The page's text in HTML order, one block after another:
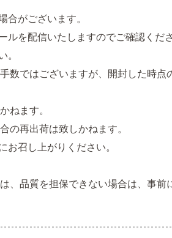
合がございます。
を配信いたしますのでご確認くださ
。
数ではございますが、開封した時点
ねます。
の再出荷は致しかねます。
召し上がりください。
品質を担保できない場合は、事前